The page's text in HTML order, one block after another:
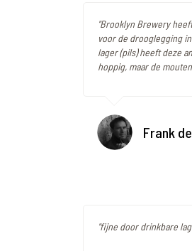
"Brooklyn Brewery
voor de drooglegging
lager (pils) heeft deze
hoppig, maar de
Frank
"fijne door drinkbare